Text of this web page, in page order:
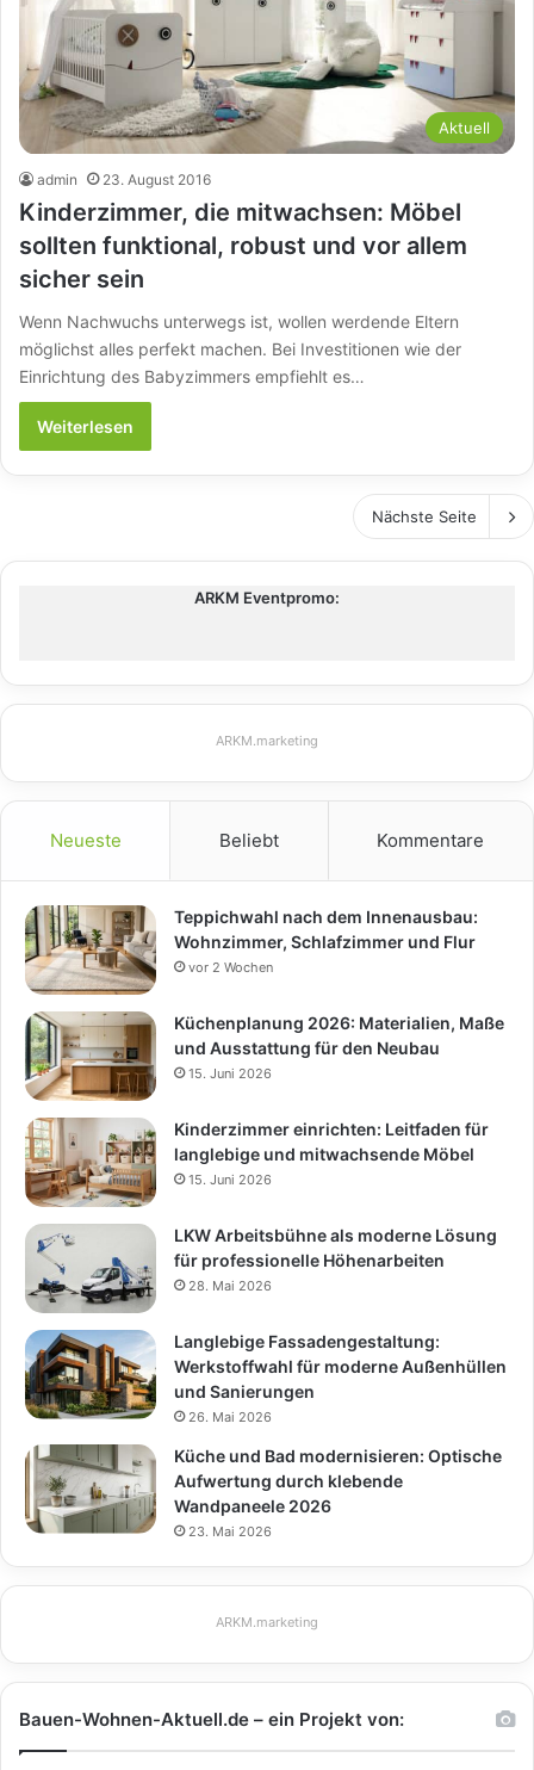
Aktuell
admin 23. August 2016
Kinderzimmer, die mitwachsen: Möbel
sollten funktional, robust und vor allem
sicher sein
Wenn Nachwuchs unterwegs ist, wollen werdende Eltern
möglichst alles perfekt machen. Bei Investitionen wie der
Einrichtung des Babyzimmers empfiehlt es…
Weiterlesen
Nächste Seite
ARKM Eventpromo:
ARKM.marketing
Neueste Beliebt Kommentare
Teppichwahl nach dem Innenausbau:
Wohnzimmer, Schlafzimmer und Flur
vor 2 Wochen
Küchenplanung 2026: Materialien, Maße
und Ausstattung für den Neubau
15. Juni 2026
Kinderzimmer einrichten: Leitfaden für
langlebige und mitwachsende Möbel
15. Juni 2026
LKW Arbeitsbühne als moderne Lösung
für professionelle Höhenarbeiten
28. Mai 2026
Langlebige Fassadengestaltung:
Werkstoffwahl für moderne Außenhüllen
und Sanierungen
26. Mai 2026
Küche und Bad modernisieren: Optische
Aufwertung durch klebende
Wandpaneele 2026
23. Mai 2026
ARKM.marketing
Bauen-Wohnen-Aktuell.de – ein Projekt von: